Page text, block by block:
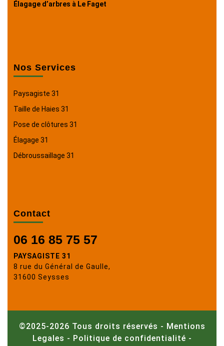
Élagage d’arbres à Le Faget
Nos Services
Paysagiste 31
Taille de Haies 31
Pose de clôtures 31
Élagage 31
Débroussaillage 31
Contact
06 16 85 75 57
PAYSAGISTE 31
8 rue du Général de Gaulle,
31600 Seysses
©2025-2026 Tous droits réservés - Mentions
Legales - Politique de confidentialité -